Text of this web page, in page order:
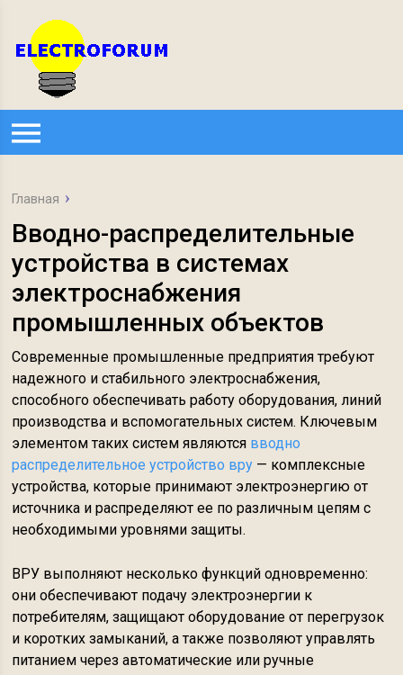
Главная
Вводно-распределительные
устройства в системах
электроснабжения
промышленных объектов
Современные промышленные предприятия требуют
надежного и стабильного электроснабжения,
способного обеспечивать работу оборудования, линий
производства и вспомогательных систем. Ключевым
элементом таких систем являются вводно
распределительное устройство вру — комплексные
устройства, которые принимают электроэнергию от
источника и распределяют ее по различным цепям с
необходимыми уровнями защиты.
ВРУ выполняют несколько функций одновременно:
они обеспечивают подачу электроэнергии к
потребителям, защищают оборудование от перегрузок
и коротких замыканий, а также позволяют управлять
питанием через автоматические или ручные